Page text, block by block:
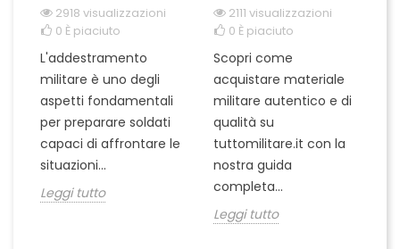
2918 visualizzazioni
0 È piaciuto
L'addestramento
militare è uno degli
aspetti fondamentali
per preparare soldati
capaci di affrontare le
situazioni...
Leggi tutto
2111 visualizzazioni
0 È piaciuto
Scopri come
acquistare materiale
militare autentico e di
qualità su
tuttomilitare.it con la
nostra guida
completa...
Leggi tutto